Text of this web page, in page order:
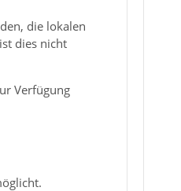
die lokalen
dies nicht
Verfügung